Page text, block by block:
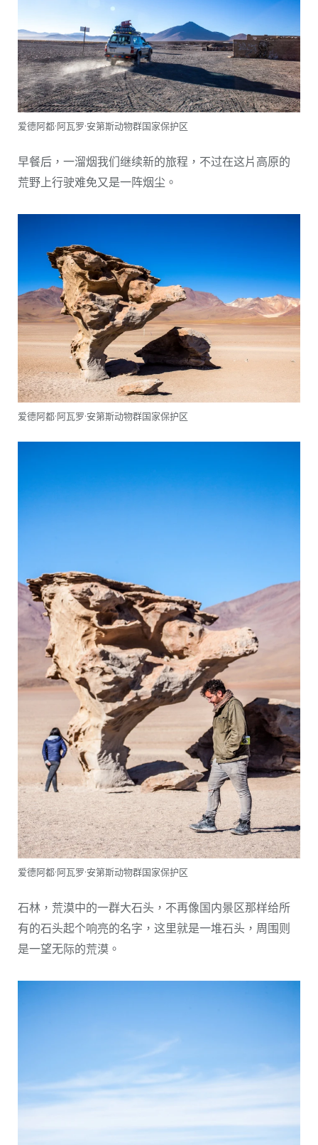
爱德阿都·阿瓦罗·安第斯动物群国家保护区
早餐后，一溜烟我们继续新的旅程，不过在这片高原的
荒野上行驶难免又是一阵烟尘。
爱德阿都·阿瓦罗·安第斯动物群国家保护区
爱德阿都·阿瓦罗·安第斯动物群国家保护区
石林，荒漠中的一群大石头，不再像国内景区那样给所
有的石头起个响亮的名字，这里就是一堆石头，周围则
是一望无际的荒漠。